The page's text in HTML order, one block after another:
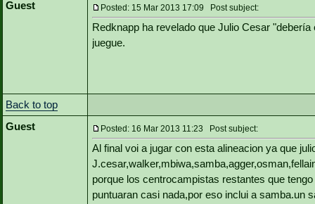
Guest
Posted: 15 Mar 2013 17:09 Post subject:
Redknapp ha revelado que Julio Cesar
juegue.
Back to top
Guest
Posted: 16 Mar 2013 11:23 Post subject:
Al final voi a jugar con esta alineacion ya que
porque los centrocampistas restantes que
puntuaran casi nada,por eso inclui a samba.un